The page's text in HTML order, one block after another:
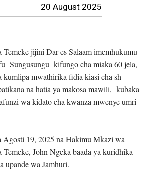
20 August 2025
jijini Dar es Salaam imemhukumu
Sungusungu kifungo cha miaka 60 jela,
kumlipa mwathirika fidia kiasi cha sh
na hatia ya makosa mawili, kubaka
wa kidato cha kwanza mwenye umri
Agosti 19, 2025 na Hakimu Mkazi wa
John Ngeka baada ya kuridhika
upande wa Jamhuri.